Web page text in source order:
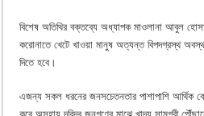
বিশেষ অতিথির বক্তব্যে অধ্যাপক মাওলানা আবুল
করোনাতে খেটে খাওয়া মানুষ অত্যন্ত বিপদগ্রস্থ
দিতে হবে।
এজন্য সকল ধরনের জনসচেতনতার পাশাপাশি আর্থিক